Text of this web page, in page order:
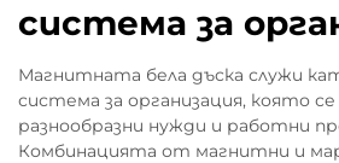
система за
Магнитната бела дъска служи
система за организация, която
разнообразни нужди и работни
Комбинацията от магнитни и